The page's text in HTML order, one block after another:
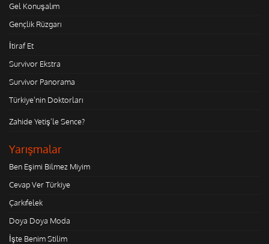
Gel Konuşalım
Gençlik Rüzgarı
İtiraf Et
Survivor Ekstra
Survivor Panorama
Türkiye'nin Doktorları
Zahide Yetiş'le Sence?
Yarışmalar
Ben Eşimi Bilmez Miyim
Cevap Ver Türkiye
Çarkıfelek
Doya Doya Moda
İşte Benim Stilim